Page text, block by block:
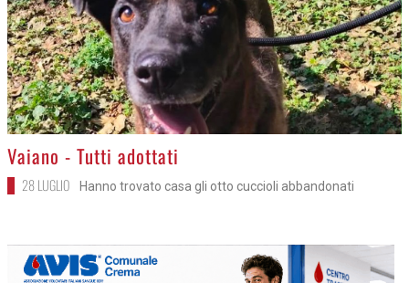
>
Vaiano - Tutti adottati
28 LUGLIO Hanno trovato casa gli otto cuccioli abbandonati